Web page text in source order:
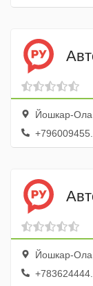
Йошкар-
+796009455...
Йошкар-
+783624444...